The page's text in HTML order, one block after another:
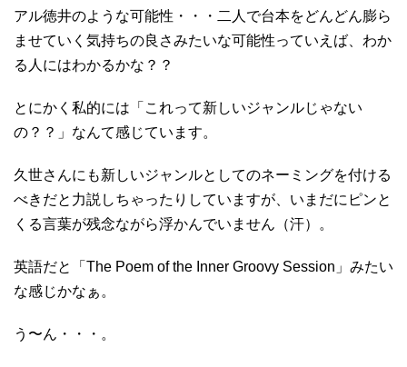
アル徳井のような可能性・・・二人で台本をどんどん膨ら
ませていく気持ちの良さみたいな可能性っていえば、わか
る人にはわかるかな？？
とにかく私的には「これって新しいジャンルじゃない
の？？」なんて感じています。
久世さんにも新しいジャンルとしてのネーミングを付ける
べきだと力説しちゃったりしていますが、いまだにピンと
くる言葉が残念ながら浮かんでいません（汗）。
英語だと「The Poem of the Inner Groovy Session」みたい
な感じかなぁ。
う〜ん・・・。